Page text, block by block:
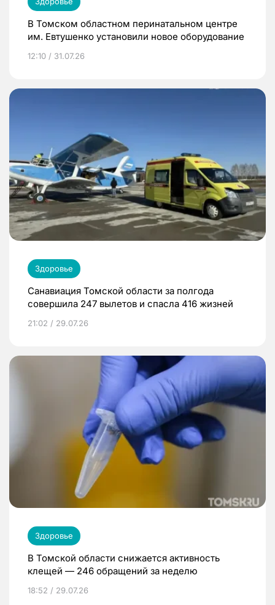
В Томском областном перинатальном центре
им. Евтушенко установили новое оборудование
12:10 / 31.07.26
Здоровье
Санавиация Томской области за полгода
совершила 247 вылетов и спасла 416 жизней
21:02 / 29.07.26
Здоровье
В Томской области снижается активность
клещей — 246 обращений за неделю
18:52 / 29.07.26